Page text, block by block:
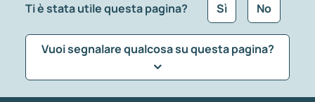
Ti è stata utile questa pagina? Sì No
Vuoi segnalare qualcosa su questa pagina?